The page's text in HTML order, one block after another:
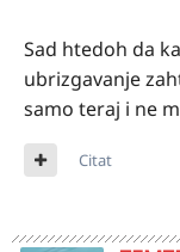
Sad htedoh da
ubrizgavanje
samo teraj i ne
Citat